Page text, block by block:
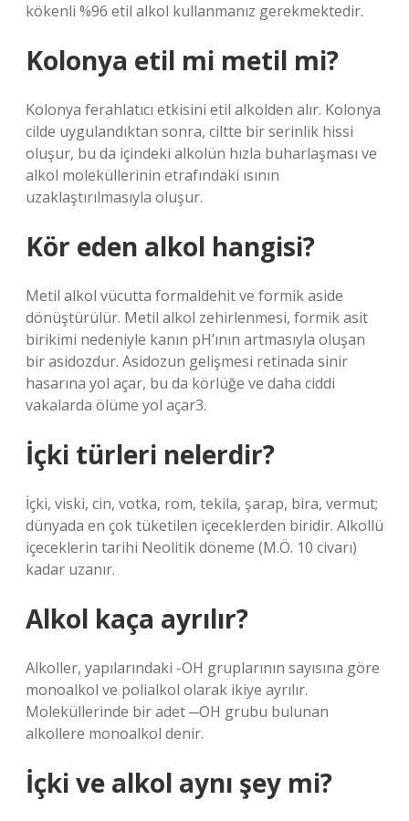
kökenli %96 etil alkol kullanmanız gerekmektedir.
Kolonya etil mi metil mi?
Kolonya ferahlatıcı etkisini etil alkolden alır. Kolonya
cilde uygulandıktan sonra, ciltte bir serinlik hissi
oluşur, bu da içindeki alkolün hızla buharlaşması ve
alkol moleküllerinin etrafındaki ısının
uzaklaştırılmasıyla oluşur.
Kör eden alkol hangisi?
Metil alkol vücutta formaldehit ve formik aside
dönüştürülür. Metil alkol zehirlenmesi, formik asit
birikimi nedeniyle kanın pH’ının artmasıyla oluşan
bir asidozdur. Asidozun gelişmesi retinada sinir
hasarına yol açar, bu da körlüğe ve daha ciddi
vakalarda ölüme yol açar3.
İçki türleri nelerdir?
İçki, viski, cin, votka, rom, tekila, şarap, bira, vermut;
dünyada en çok tüketilen içeceklerden biridir. Alkollü
içeceklerin tarihi Neolitik döneme (M.Ö. 10 civarı)
kadar uzanır.
Alkol kaça ayrılır?
Alkoller, yapılarındaki -OH gruplarının sayısına göre
monoalkol ve polialkol olarak ikiye ayrılır.
Moleküllerinde bir adet ─OH grubu bulunan
alkollere monoalkol denir.
İçki ve alkol aynı şey mi?